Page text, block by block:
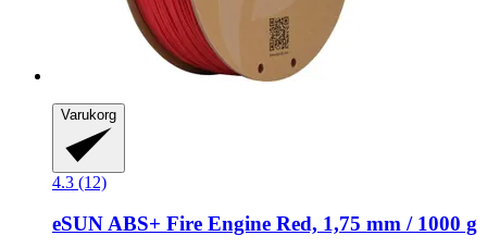
Varukorg
4.3 (12)
eSUNABS+ Fire Engine Red, 1,75 mm / 1000 g